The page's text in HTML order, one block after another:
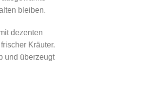
bleiben.
dezenten
Kräuter.
und überzeugt